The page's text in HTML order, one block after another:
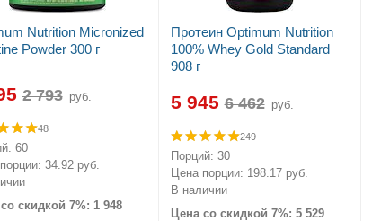
Nutrition Micronized
Powder 300 г
руб.
48
60
34.92 руб.
скидкой 7%: 1 948
Протеин Optimum Nutrition
100% Whey Gold Standard
908 г
5 945 руб.
249
Порций: 30
Цена порции: 198.17 руб.
В наличии
Цена со скидкой 7%: 5 529